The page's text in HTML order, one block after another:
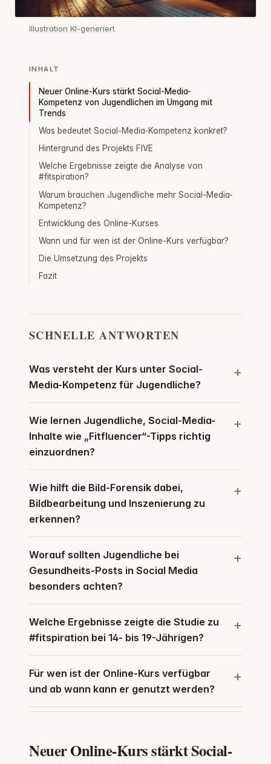
Illustration KI-generiert
INHALT
Neuer Online-Kurs stärkt Social-Media-
Kompetenz von Jugendlichen im Umgang mit
Trends
Was bedeutet Social-Media-Kompetenz konkret?
Hintergrund des Projekts FIVE
Welche Ergebnisse zeigte die Analyse von
#fitspiration?
Warum brauchen Jugendliche mehr Social-Media-
Kompetenz?
Entwicklung des Online-Kurses
Wann und für wen ist der Online-Kurs verfügbar?
Die Umsetzung des Projekts
Fazit
SCHNELLE ANTWORTEN
Was versteht der Kurs unter Social-
Media-Kompetenz für Jugendliche?
Wie lernen Jugendliche, Social-Media-
Inhalte wie „Fitfluencer“-Tipps richtig
einzuordnen?
Wie hilft die Bild-Forensik dabei,
Bildbearbeitung und Inszenierung zu
erkennen?
Worauf sollten Jugendliche bei
Gesundheits-Posts in Social Media
besonders achten?
Welche Ergebnisse zeigte die Studie zu
#fitspiration bei 14- bis 19-Jährigen?
Für wen ist der Online-Kurs verfügbar
und ab wann kann er genutzt werden?
Neuer Online-Kurs stärkt Social-